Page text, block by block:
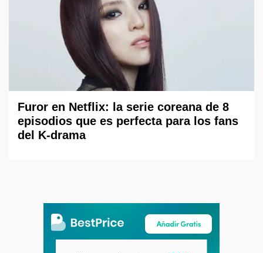
Furor en Netflix: la serie coreana de 8
episodios que es perfecta para los fans
del K-drama